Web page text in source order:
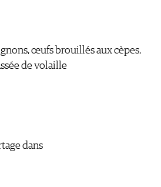
œufs brouillés aux cèpes,
de volaille
dans